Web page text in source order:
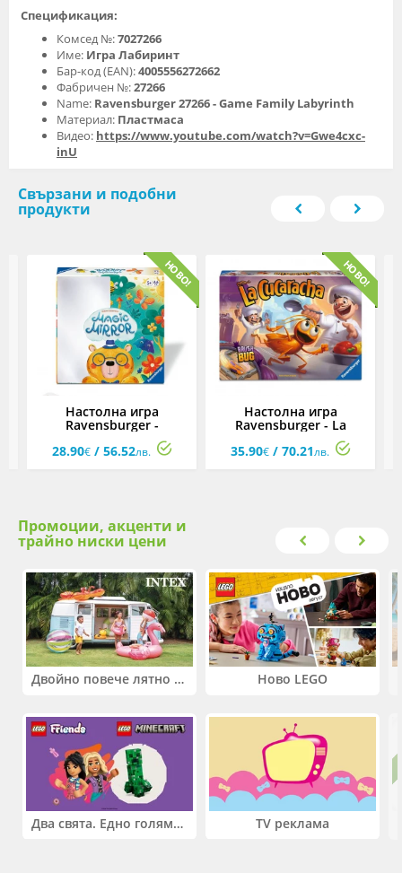
Спецификация:
Комсед №:7027266
Име: Игра Лабиринт
Бар-код (EAN):4005556272662
Фабричен №:27266
Name: Ravensburger 27266 - Game Family Labyrinth
Материал: Пластмаса
Видео: https://www.youtube.com/watch?v=Gwe4cxc-
inU
Свързани и подобни
продукти
Настолна игра
Ravensburger -
Магически огледала
28.90€/ 56.52лв.
Настолна игра
Ravensburger - La
Cucaracha Хвани
хлебарката!
35.90€/ 70.21лв.
Промоции, акценти и
трайно ниски цени
Двойно повече лятно забавление! Купи 2 продукта INTEX и вземи -33%
Два свята. Едно голямо приключение. Купи 2 продукта LEGO® Friends и/или LEGO® Minecraft и вземи -27%
Ново LEGO
TV реклама